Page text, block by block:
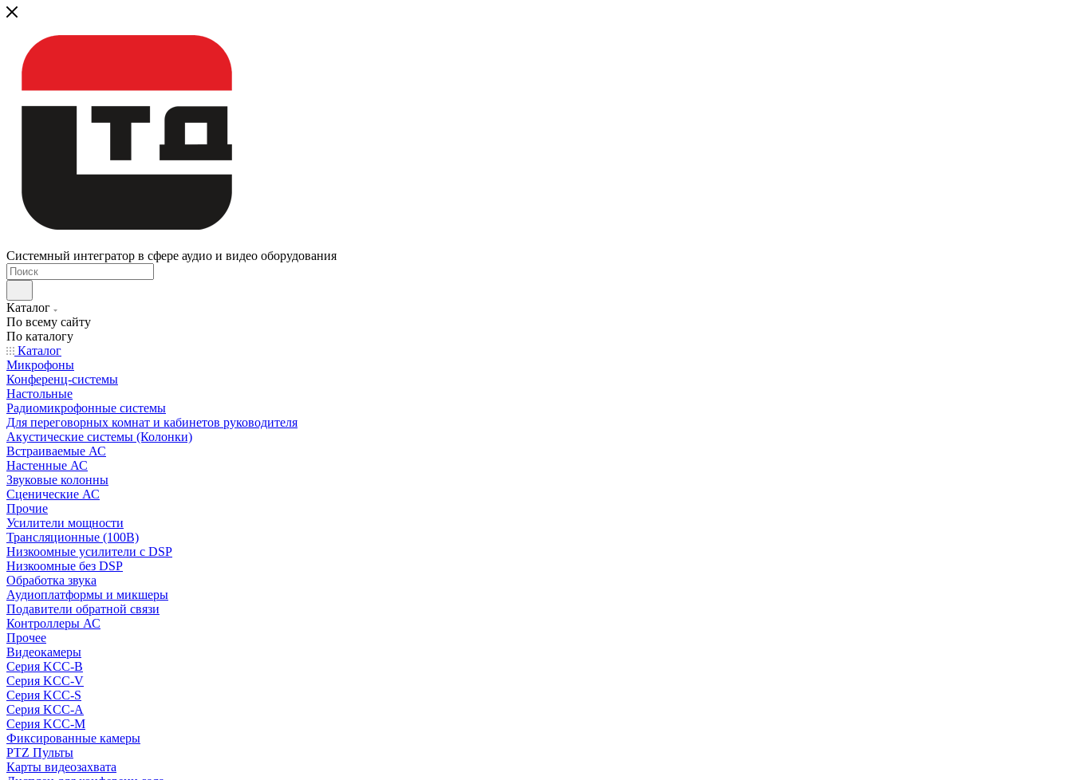
Системный интегратор в сфере аудио и видео оборудования
Каталог
По всему сайту
По каталогу
Каталог
Микрофоны
Конференц-системы
Настольные
Радиомикрофонные системы
Для переговорных комнат и кабинетов руководителя
Акустические системы (Колонки)
Встраиваемые АС
Настенные АС
Звуковые колонны
Сценические АС
Прочие
Усилители мощности
Трансляционные (100В)
Низкоомные усилители с DSP
Низкоомные без DSP
Обработка звука
Аудиоплатформы и микшеры
Подавители обратной связи
Контроллеры АС
Прочее
Видеокамеры
Серия KCC-B
Серия KCC-V
Серия KCC-S
Серия KCC-A
Серия KCC-M
Фиксированные камеры
PTZ Пульты
Карты видеозахвата